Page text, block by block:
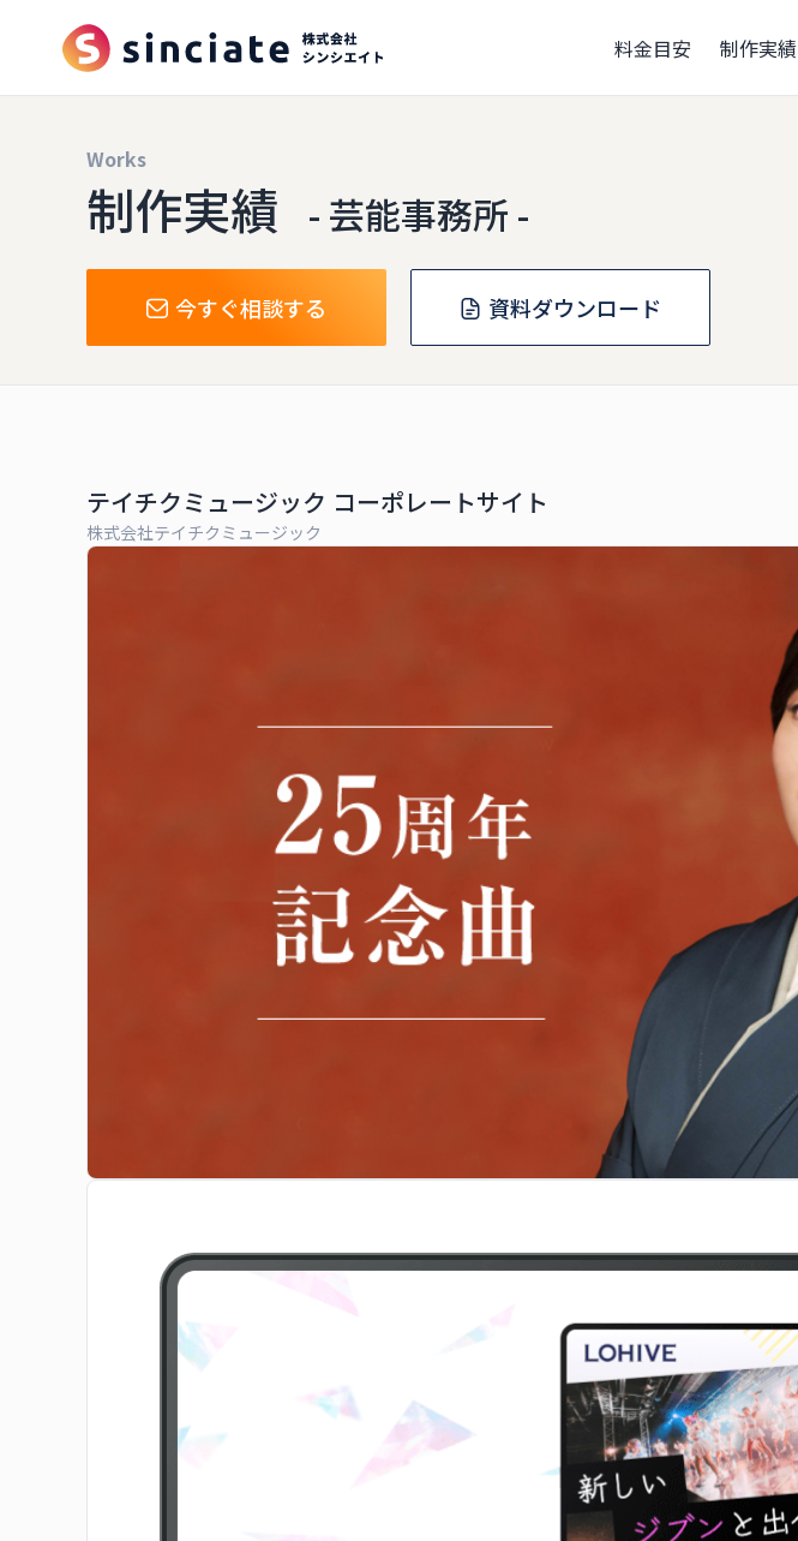
料金目安 制作実績
Works
制作実績 - 芸能事務所 -
今すぐ相談する 資料ダウンロード
テイチクミュージック コーポレートサイト
株式会社テイチクミュージック